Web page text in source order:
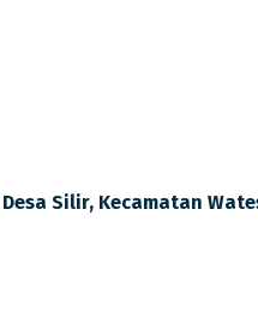
Silir, Kecamatan
103 2015 tentang